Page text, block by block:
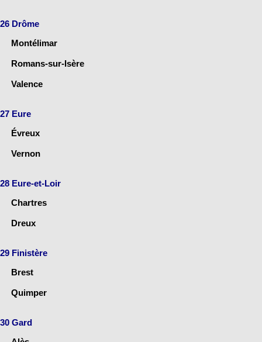
26 Drôme
Montélimar
Romans-sur-Isère
Valence
27 Eure
Évreux
Vernon
28 Eure-et-Loir
Chartres
Dreux
29 Finistère
Brest
Quimper
30 Gard